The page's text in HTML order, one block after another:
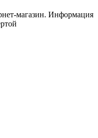
магазин. Информация